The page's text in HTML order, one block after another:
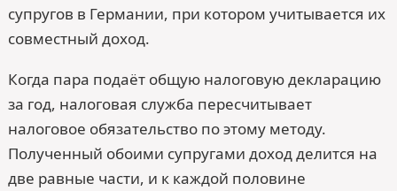
супругов в Германии, при котором учитывается их
совместный доход.
Когда пара подаёт общую налоговую декларацию
за год, налоговая служба пересчитывает
налоговое обязательство по этому методу.
Полученный обоими супругами доход делится на
две равные части, и к каждой половине